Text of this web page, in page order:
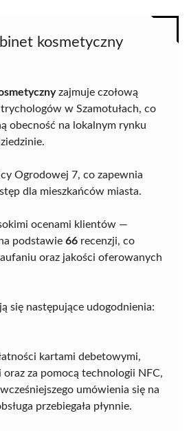
kosmetyczny
zajmuje czołową
w Szamotułach, co
obecność na lokalnym rynku
Ogrodowej 7, co zapewnia
dla mieszkańców miasta.
ocenami klientów —
podstawie 66 recenzji, co
oraz jakości oferowanych
się następujące udogodnienia:
kartami debetowymi,
za pomocą technologii NFC,
umówienia się na
przebiegała płynnie.